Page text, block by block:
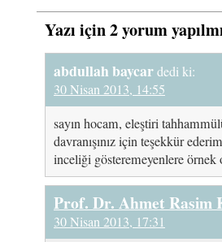
Yazı için 2 yorum
abdullah baycardedi ki:
30 Nisan 2013, 14:55
sayın hocam, eleştiri
davranışınız için teşekkür
inceliği gösteremeyenlere
Prof. Dr. Ahmet Rasim
30 Nisan 2013, 17:31